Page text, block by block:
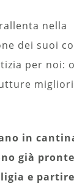
nella
dei suoi
per noi:
in
già
e